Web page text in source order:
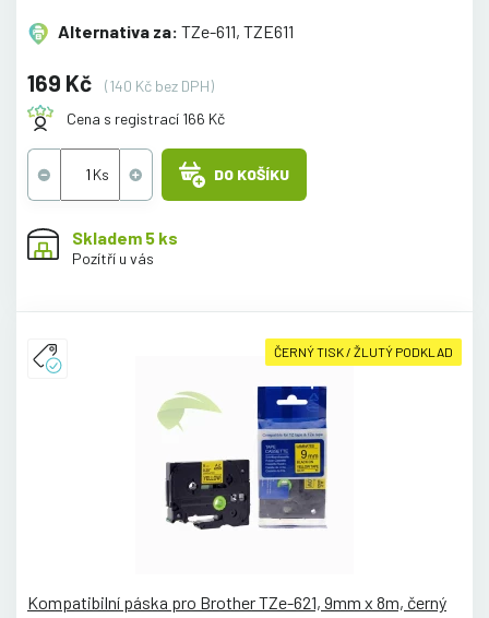
Alternativa za: TZe-611, TZE611
169 Kč
(140 Kč bez DPH)
Cena s registrací 166 Kč
DO KOŠÍKU
Skladem 5 ks
Pozítří u vás
ČERNÝ TISK / ŽLUTÝ PODKLAD
Kompatibilní páska pro Brother TZe-621, 9mm x 8m, černý